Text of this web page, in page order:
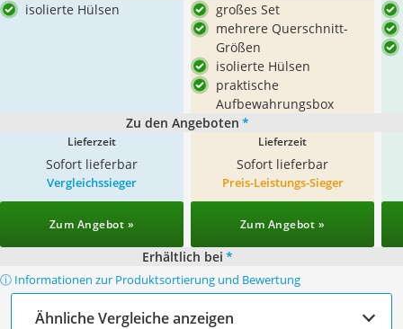
isolierte Hülsen
großes Set
mehrere Querschnitt-
Größen
isolierte Hülsen
praktische
Aufbewahrungsbox
Zu den Angeboten *
Lieferzeit
Sofort lieferbar
Lieferzeit
Sofort lieferbar
Vergleichssieger
Zum Angebot »
Preis-Leistungs-Sieger
Zum Angebot »
Erhältlich bei *
ⓘ Informationen zur Produktsortierung und Bewertung
Ähnliche Vergleiche anzeigen